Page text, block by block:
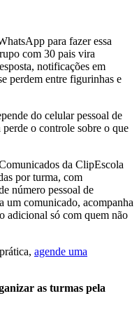
para fazer essa
com 30 pais vira
notificações em
perdem entre figurinhas e
do celular pessoal de
o controle sobre o que
da ClipEscola
por turma, com
número pessoal de
um comunicado, acompanha
adicional só com quem não
agende uma
as turmas pela